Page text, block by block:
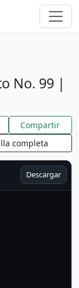
No. 99 |
Compartir
completa